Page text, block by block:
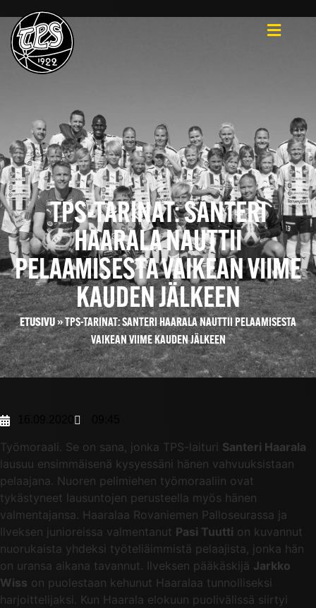
TPS-TARINAT: SANTERI
HAARALA NAUTTII
PELAAMISESTA VAIKEAN VIIME
KAUDEN JÄLKEEN
ETUSIVU»TPS-TARINAT: SANTERI HAARALA NAUTTII PELAAMISESTA
VAIKEAN VIIME KAUDEN JÄLKEEN
Työmoraali. Se on sana, jonka TPS-laituri Santeri Haarala
lausuu ensimmäisenä kysyessäni hänen vahvuuksistaan
pelaajana. Nuoren pelimiehen työmoraaliin ovat
tykästyneet lausuntojen perusteella myös hänen
valmentajansa. Haaralaa Rovaniemen Palloseurassa ja
Ilveksen junioreissa valmentanut Pasi Tuutti on kuvannut
nuorukaista yhdeksi työteliäimmistä pelaajista, jonka hän
on uransa aikana tavannut. Ilveksen pääkäskijä Jarkko
Wiss on puolestaan kehunut Haaralaa tunnolliseksi
harjoittelijaksi. Kun Haarala elokuun puolivälissä siirtyi